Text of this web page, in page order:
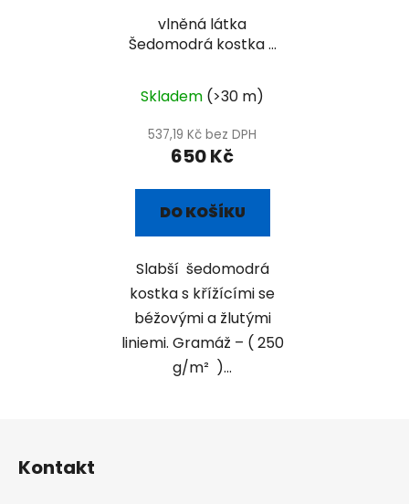
vlněná látka
Šedomodrá kostka s
liniemi
Skladem (>30 m)
537,19 Kč bez DPH
650 Kč
DO KOŠÍKU
Slabší šedomodrá
kostka s křížícími se
béžovými a žlutými
liniemi. Gramáž – ( 250
g/m² )...
Kontakt